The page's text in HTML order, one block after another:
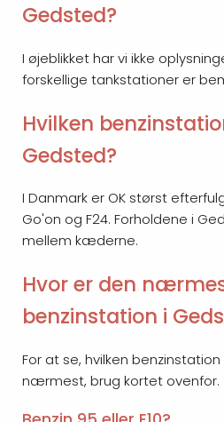
Gedsted?
I øjeblikket har vi ikke
forskellige tankstationer er
Hvilken
Gedsted?
I Danmark er OK størst
Go'on og F24. Forholdene i
mellem kæderne.
Hvor er den
benzinstation i
For at se, hvilken
nærmest, brug kortet ovenfor.